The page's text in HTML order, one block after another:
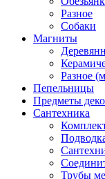
Разное
Собаки
Магниты
Разное
Пепельницы
Предметы
Сантехника
Трубы